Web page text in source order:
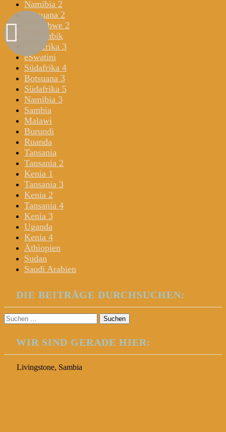
Namibia 2
Botsuana 2
Simbabwe 2
Mosambik
Südafrika 3
eSwatini
Südafrika 4
Botsuana 3
Südafrika 5
Namibia 3
Sambia
Malawi
Burundi
Ruanda
Tansania
Tansania 2
Kenia 1
Tansania 3
Kenia 2
Tansania 4
Kenia 3
Uganda
Kenia 4
Äthiopien
Sudan
Saudi Arabien
DIE BEITRÄGE DURCHSUCHEN:
Suchen
nach:
WIR SIND GERADE HIER:
Livingstone, Sambia